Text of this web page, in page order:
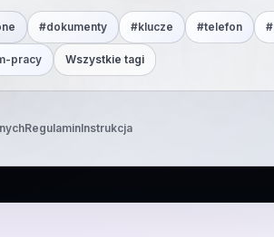
#dokumenty #klucze #telefon #
pracy Wszystkie tagi
RegulaminInstrukcja